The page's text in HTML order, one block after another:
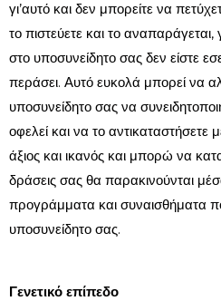
γι’αυτό και δεν μπορείτε να
το πιστεύετε και το αναπαράγεται,
στο υποσυνείδητο σας δεν είστε
περάσει. Αυτό ευκολά μπορεί να
υποσυνείδητο σας να
οφελεί και να το αντικαταστήσετε
άξιος και ικανός και μπορώ να
δράσεις σας θα παρακινούνται
προγράμματα και συναισθήματα
υποσυνείδητο σας.
Γενετικό επίπεδο